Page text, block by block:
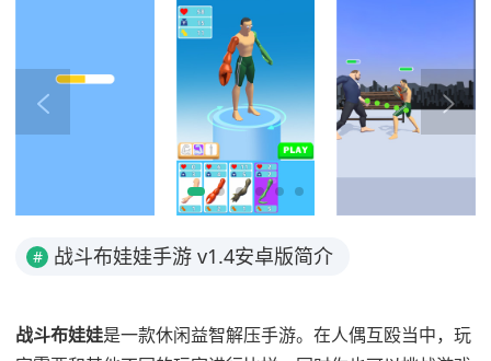
# 战斗布娃娃手游 v1.4安卓版简介
战斗布娃娃是一款休闲益智解压手游。在人偶互殴当中，玩